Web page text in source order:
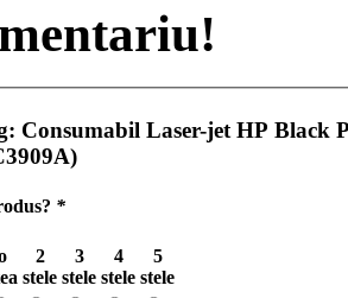
Consumabil Laser-jet HP Black
*
2
stele
3
stele
4
stele
5
stele